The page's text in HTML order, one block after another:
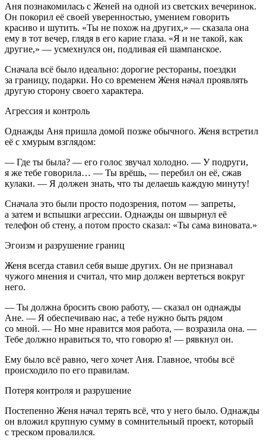
Аня познакомилась с Женей на одной из светских вечеринок.
Он покорил её своей уверенностью, умением говорить
красиво и шутить. «Ты не похож на других,» — сказала она
ему в тот вечер, глядя в его карие глаза. «Я и не такой, как
другие,» — усмехнулся он, подливая ей шампанское.
Сначала всё было идеально: дорогие рестораны, поездки
за границу, подарки. Но со временем Женя начал проявлять
другую сторону своего характера.
Агрессия и контроль
Однажды Аня пришла домой позже обычного. Женя встретил
её с хмурым взглядом:
— Где ты была? — его голос звучал холодно. — У подруги,
я же тебе говорила… — Ты врёшь, — перебил он её, сжав
кулаки. — Я должен знать, что ты делаешь каждую минуту!
Сначала это были просто подозрения, потом — запреты,
а затем и вспышки агрессии. Однажды он швырнул её
телефон об стену, а потом просто сказал: «Ты сама виновата.»
Эгоизм и разрушение границ
Женя всегда ставил себя выше других. Он не признавал
чужого мнения и считал, что мир должен вертеться вокруг
него.
— Ты должна бросить свою работу, — сказал он однажды
Ане. — Я обеспечиваю нас, а тебе нужно быть рядом
со мной. — Но мне нравится моя работа, — возразила она. —
Тебе должно нравиться то, что говорю я! — рявкнул он.
Ему было всё равно, чего хочет Аня. Главное, чтобы всё
происходило по его правилам.
Потеря контроля и разрушение
Постепенно Женя начал терять всё, что у него было. Однажды
он вложил крупную сумму в сомнительный проект, который
с треском провалился.